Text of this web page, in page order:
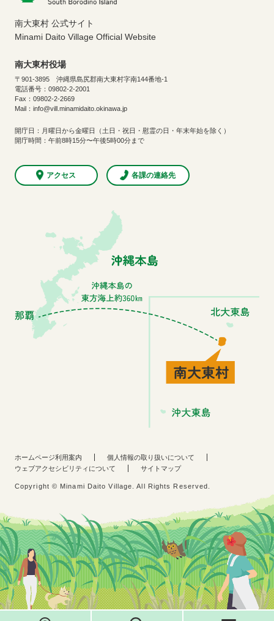
南大東村 公式サイト
Minami Daito Village Official Website
南大東村役場
〒901-3895 沖縄県島尻郡南大東村字南144番地-1
電話番号：09802-2-2001
Fax：09802-2-2669
Mail：info@vill.minamidaito.okinawa.jp
開庁日：月曜日から金曜日（土日・祝日・慰霊の日・年末年始を除く）
開庁時間：午前8時15分〜午後5時00分まで
アクセス 各課の連絡先
ホームページ利用案内
個人情報の取り扱いについて
ウェブアクセシビリティについて
サイトマップ
Copyright © Minami Daito Village. All Rights Reserved.